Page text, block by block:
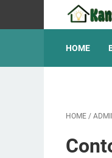
HOME
HOME /